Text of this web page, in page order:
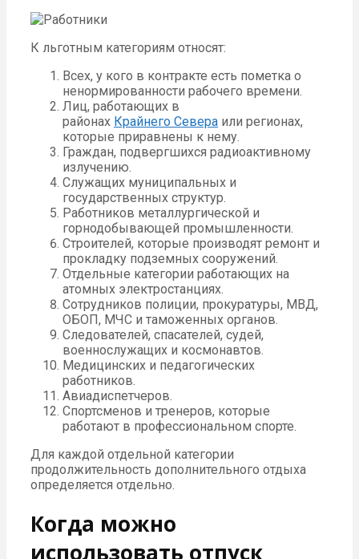
К льготным категориям относят:
Всех, у кого в контракте есть пометка о
ненормированности рабочего времени.
Лиц, работающих в
районах Крайнего Севера или регионах,
которые приравнены к нему.
Граждан, подвергшихся радиоактивному
излучению.
Служащих муниципальных и
государственных структур.
Работников металлургической и
горнодобывающей промышленности.
Строителей, которые производят ремонт и
прокладку подземных сооружений.
Отдельные категории работающих на
атомных электростанциях.
Сотрудников полиции, прокуратуры, МВД,
ОБОП, МЧС и таможенных органов.
Следователей, спасателей, судей,
военнослужащих и космонавтов.
Медицинских и педагогических
работников.
Авиадиспетчеров.
Спортсменов и тренеров, которые
работают в профессиональном спорте.
Для каждой отдельной категории
продолжительность дополнительного отдыха
определяется отдельно.
Когда можно
использовать отпуск